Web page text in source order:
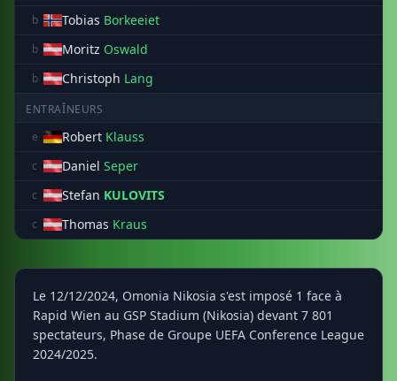
b Tobias Borkeeiet
b Moritz Oswald
b Christoph Lang
ENTRAÎNEURS
e
Robert Klauss
c Daniel Seper
c Stefan KULOVITS
c Thomas Kraus
Le 12/12/2024, Omonia Nikosia s'est imposé 1 face à
Rapid Wien au GSP Stadium (Nikosia) devant 7 801
spectateurs, Phase de Groupe UEFA Conference League
2024/2025.